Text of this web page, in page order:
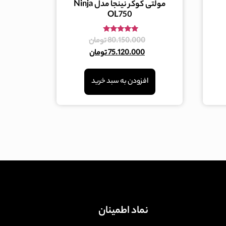
مولتی کوکر نینجا مدل Ninja
OL750
امتیاز
از 5
80.150.000تومان
75.120.000تومان
افزودن به سبد خرید
نماد اطمینان